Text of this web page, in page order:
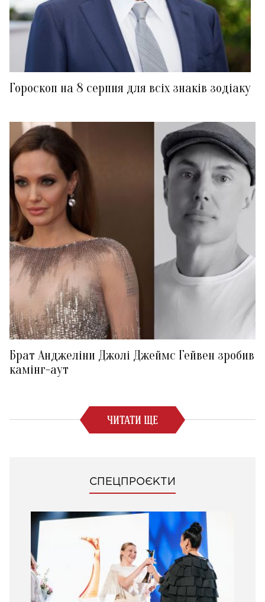
Гороскоп на 8 серпня для всіх знаків зодіаку
Брат Анджеліни Джолі Джеймс Гейвен зробив
камінг-аут
ЧИТАТИ ЩЕ
СПЕЦПРОЄКТИ